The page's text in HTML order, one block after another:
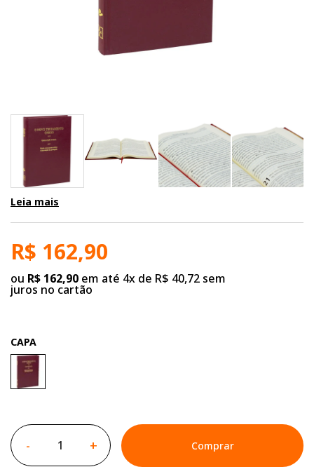
Leia mais
R$ 162,90
ou R$ 162,90 em até 4x de R$ 40,72 sem
juros no cartão
CAPA
- + Comprar